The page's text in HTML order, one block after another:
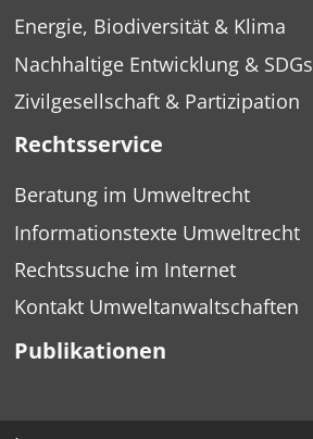
Energie, Biodiversität & Klima
Nachhaltige Entwicklung & SDGs
Zivilgesellschaft & Partizipation
Rechtsservice
Beratung im Umweltrecht
Informationstexte Umweltrecht
Rechtssuche im Internet
Kontakt Umweltanwaltschaften
Publikationen